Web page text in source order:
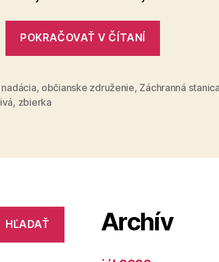
prvú
POKRAČOVAŤ V ČÍTANÍ
rozbehla
nadácia, občianske združenie, Záchranná
, zbierka
Archív